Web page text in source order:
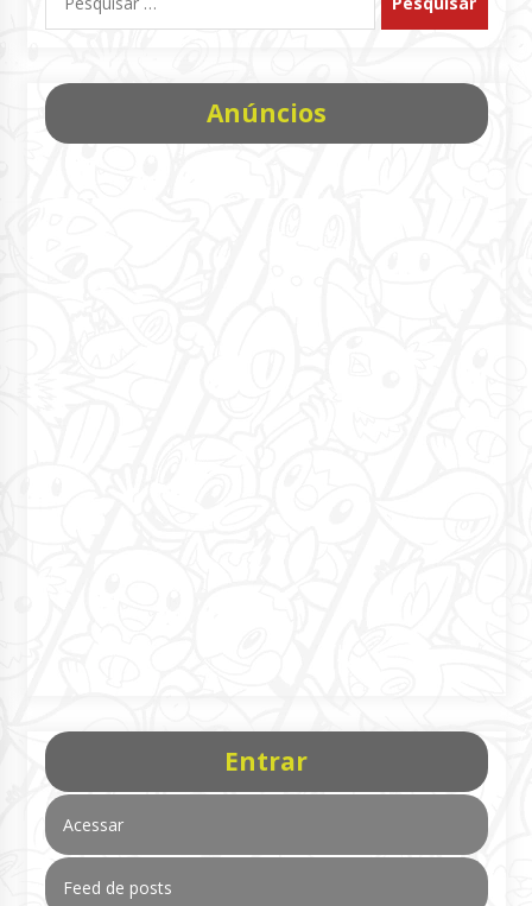
por:
Anúncios
Entrar
Acessar
Feed de posts